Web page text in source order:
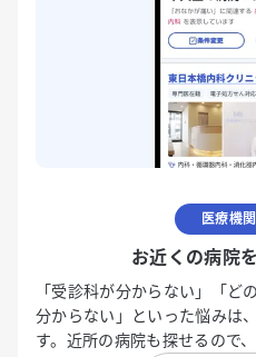
医療機
お近くの病院
「受診科が分からない」「ど
分からない」といった悩みは
す。近所の病院も探せるので